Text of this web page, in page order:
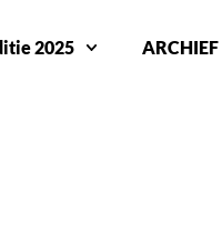
2025 ARCHIEF